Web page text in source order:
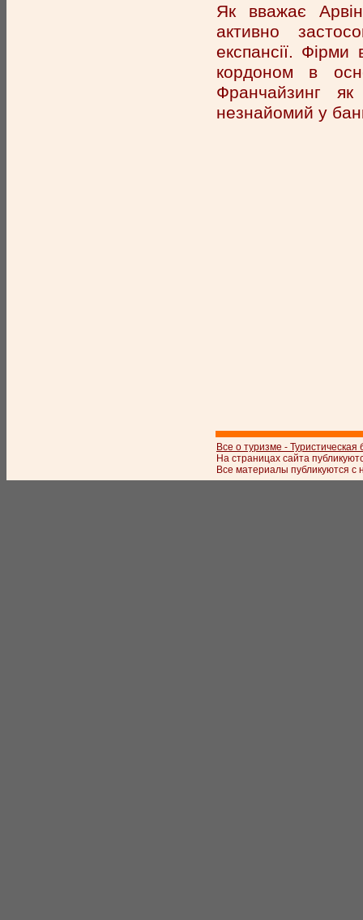
Як вважає
активно
експансії. Фірми
кордоном в
Франчайзинг
незнайомий у
Все о туризме - Туристическая
На страницах сайта
Все материалы публикуются с